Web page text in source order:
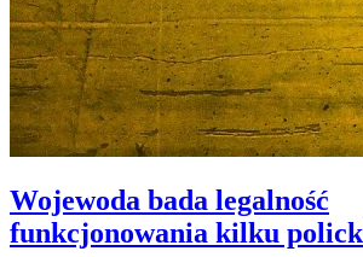
Wojewoda bada legalność
funkcjonowania kilku